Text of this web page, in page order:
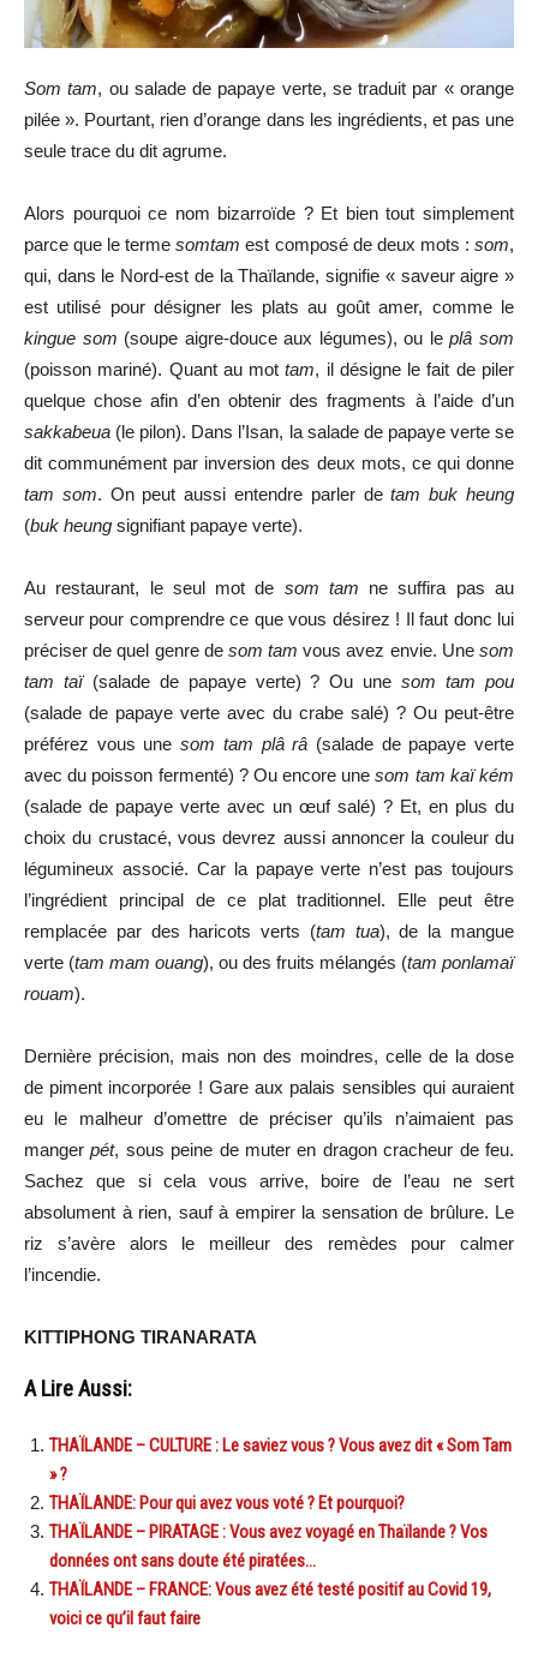
Som tam, ou salade de papaye verte, se traduit par « orange
pilée ». Pourtant, rien d’orange dans les ingrédients, et pas une
seule trace du dit agrume.
Alors pourquoi ce nom bizarroïde ? Et bien tout simplement
parce que le termesomtam est composé de deux mots :som,
qui, dans le Nord-est de la Thaïlande, signifie « saveur aigre »
est utilisé pour désigner les plats au goût amer, comme le
kingue som (soupe aigre-douce aux légumes), ou leplâ som
(poisson mariné). Quant au mottam, il désigne le fait de piler
quelque chose afin d’en obtenir des fragments à l’aide d’un
sakkabeua (le pilon). Dans l’Isan, la salade de papaye verte se
dit communément par inversion des deux mots, ce qui donne
tam som. On peut aussi entendre parler detam buk heung
(buk heung signifiant papaye verte).
Au restaurant, le seul mot de som tam ne suffira pas au
serveur pour comprendre ce que vous désirez ! Il faut donc lui
préciser de quel genre de som tam vous avez envie. Unesom
tam taï(salade de papaye verte) ? Ou unesom tam pou
(salade de papaye verte avec du crabe salé) ? Ou peut-être
préférez vous unesom tam plâ râ (salade de papaye verte
avec du poisson fermenté) ? Ou encore unesom tam kaï kém
(salade de papaye verte avec un œuf salé) ? Et, en plus du
choix du crustacé, vous devrez aussi annoncer la couleur du
légumineux associé. Car la papaye verte n’est pas toujours
l’ingrédient principal de ce plat traditionnel. Elle peut être
remplacée par des haricots verts (tam tua), de la mangue
verte (tam mam ouang), ou des fruits mélangés (tam ponlamaï
rouam).
Dernière précision, mais non des moindres, celle de la dose
de piment incorporée ! Gare aux palais sensibles qui auraient
eu le malheur d’omettre de préciser qu’ils n’aimaient pas
mangerpét, sous peine de muter en dragon cracheur de feu.
Sachez que si cela vous arrive, boire de l’eau ne sert
absolument à rien, sauf à empirer la sensation de brûlure. Le
riz s’avère alors le meilleur des remèdes pour calmer
l’incendie.
KITTIPHONG TIRANARATA
A Lire Aussi:
THAÏLANDE – CULTURE : Le saviez vous ? Vous avez dit « Som Tam
» ?
THAÏLANDE: Pour qui avez vous voté ? Et pourquoi?
THAÏLANDE – PIRATAGE : Vous avez voyagé en Thaïlande ? Vos
données ont sans doute été piratées…
THAÏLANDE – FRANCE: Vous avez été testé positif au Covid 19,
voici ce qu’il faut faire